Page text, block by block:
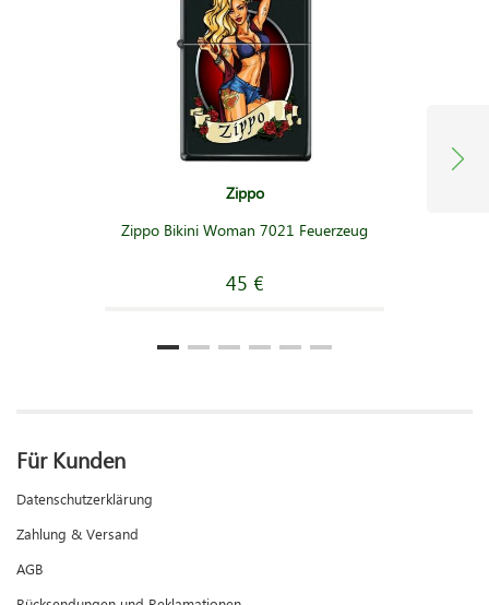
Zippo
Zippo Bikini Woman 7021 Feuerzeug
45 €
Für Kunden
Datenschutzerklärung
Zahlung & Versand
AGB